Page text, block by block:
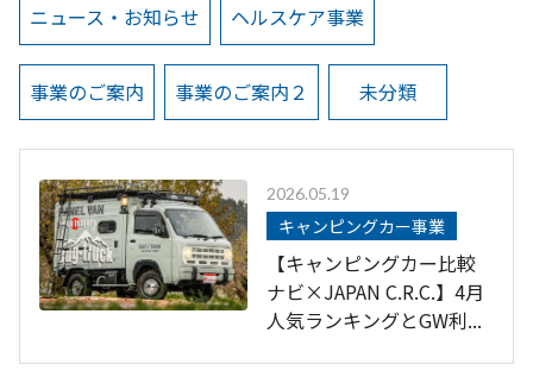
ニュース・お知らせ ヘルスケア事業
事業のご案内 事業のご案内２ 未分類
2026.05.19
キャンピングカー事業
【キャンピングカー比較
ナビ×JAPAN C.R.C.】4月
人気ランキングとGW利...